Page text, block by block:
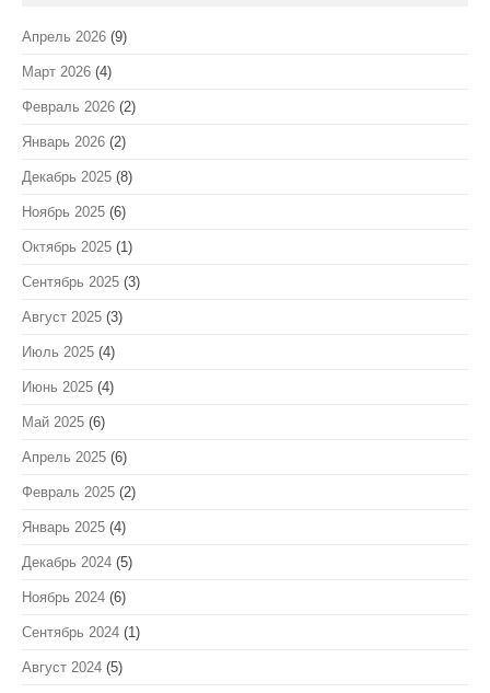
Апрель 2026 (9)
Март 2026 (4)
Февраль 2026 (2)
Январь 2026 (2)
Декабрь 2025 (8)
Ноябрь 2025 (6)
Октябрь 2025 (1)
Сентябрь 2025 (3)
Август 2025 (3)
Июль 2025 (4)
Июнь 2025 (4)
Май 2025 (6)
Апрель 2025 (6)
Февраль 2025 (2)
Январь 2025 (4)
Декабрь 2024 (5)
Ноябрь 2024 (6)
Сентябрь 2024 (1)
Август 2024 (5)